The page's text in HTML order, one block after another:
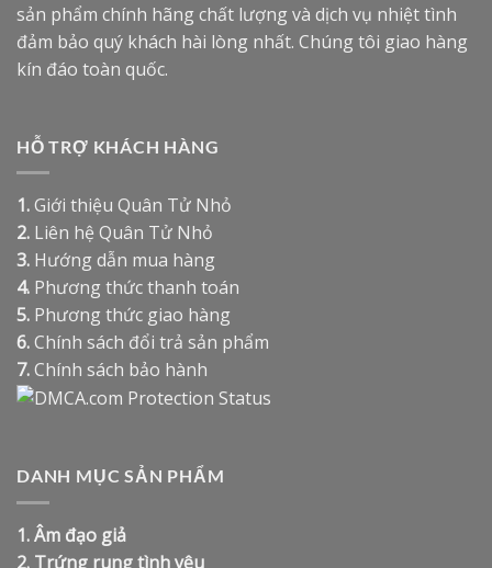
sản phẩm chính hãng chất lượng và dịch vụ nhiệt tình
đảm bảo quý khách hài lòng nhất. Chúng tôi giao hàng
kín đáo toàn quốc.
HỖ TRỢ KHÁCH HÀNG
1.Giới thiệu Quân Tử Nhỏ
2. Liên hệ Quân Tử Nhỏ
3. Hướng dẫn mua hàng
4. Phương thức thanh toán
5. Phương thức giao hàng
6.Chính sách đổi trả sản phẩm
7.Chính sách bảo hành
DANH MỤC SẢN PHẨM
1.Âm đạo giả
2. Trứng rung tình yêu